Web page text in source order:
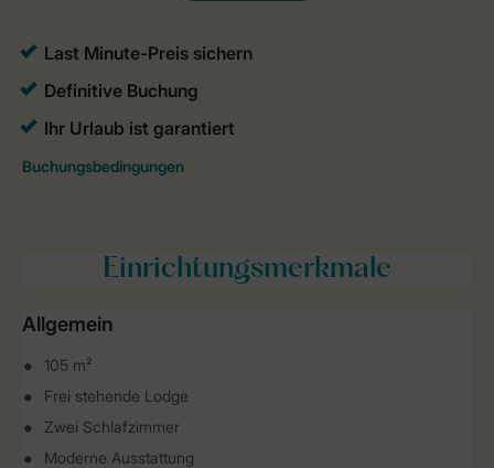
Einrichtungsmerkmale
Allgemein
105 m²
Frei stehende Lodge
Zwei Schlafzimmer
Moderne Ausstattung